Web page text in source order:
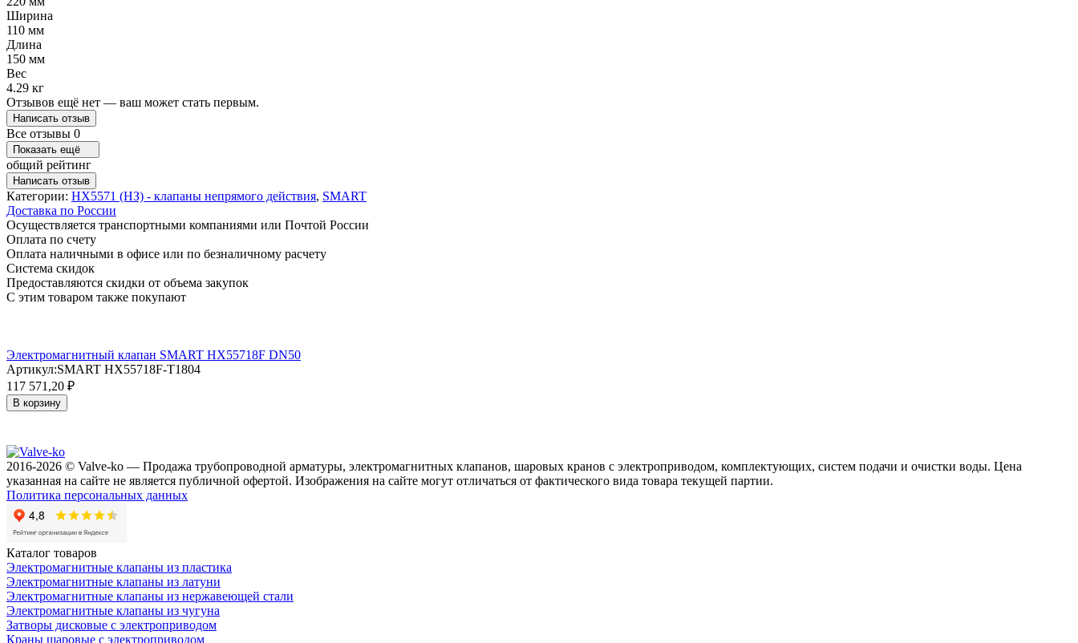
Ширина
110 мм
Длина
150 мм
Вес
4.29 кг
Отзывов ещё нет — ваш может стать первым.
Написать отзыв
Все отзывы 0
Показать ещё
общий рейтинг
Написать отзыв
Категории: HX5571 (НЗ) - клапаны непрямого действия, SMART
Доставка по России
Осуществляется транспортными компаниями или Почтой России
Оплата по счету
Оплата наличными в офисе или по безналичному расчету
Система скидок
Предоставляются скидки от объема закупок
С этим товаром также покупают
Электромагнитный клапан SMART HX55718F DN50
Артикул:SMART HX55718F-T1804
117 571,20 ₽
В корзину
2016-2026 © Valve-ko — Продажа трубопроводной арматуры, электромагнитных клапанов, шаровых кранов с электроприводом, комплектующих, систем подачи и очистки воды. Цена
указанная на сайте не является публичной офертой. Изображения на сайте могут отличаться от фактического вида товара текущей партии.
Политика персональных данных
Каталог товаров
Электромагнитные клапаны из пластика
Электромагнитные клапаны из латуни
Электромагнитные клапаны из нержавеющей стали
Электромагнитные клапаны из чугуна
Затворы дисковые с электроприводом
Краны шаровые с электроприводом